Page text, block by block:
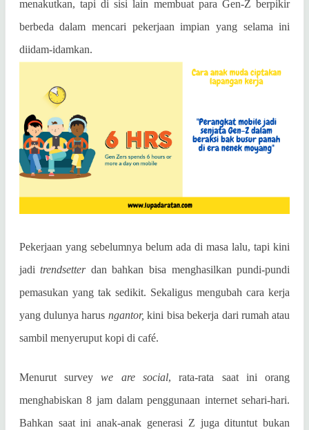
menakutkan, tapi di sisi lain membuat para Gen-Z berpikir
berbeda dalam mencari pekerjaan impian yang selama ini
diidam-idamkan.
Pekerjaan yang sebelumnya belum ada di masa lalu, tapi kini
jaditrendsetter dan bahkan bisa menghasilkan pundi-pundi
pemasukan yang tak sedikit. Sekaligus mengubah cara kerja
yang dulunya harus ngantor, kini bisa bekerja dari rumah atau
sambil menyeruput kopi di café.
Menurut surveywe are social, rata-rata saat ini orang
menghabiskan 8 jam dalam penggunaan internet sehari-hari.
Bahkan saat ini anak-anak generasi Z juga dituntut bukan